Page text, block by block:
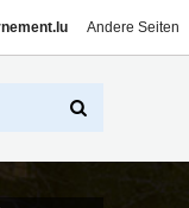
Andere Seiten